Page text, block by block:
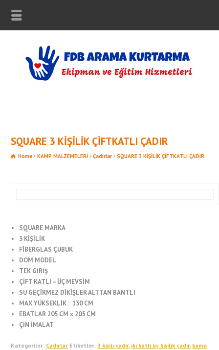
SQUARE 3 KİŞİLİK ÇİFTKATLI ÇADIR
Home KAMP MALZEMELERİ Çadırlar SQUARE 3 KİŞİLİK ÇİFTKATLI ÇADIR
SQUARE MARKA
3 KİŞİLİK
FİBERGLAS ÇUBUK
DOM MODEL
TEK GİRİŞ
ÇİFT KATLI – ÜÇ MEVSİM
SU GEÇİRMEZ DİKİŞLER ALTTAN BANTLI
MAX YÜKSEKLİK : 130 CM
EBATLAR 205 CM x 205 CM
ÇİN İMALAT
Kategoriler: Çadırlar Etiketler: 3 kişili çadır, iki katlı üç kişilik çadır, kamp